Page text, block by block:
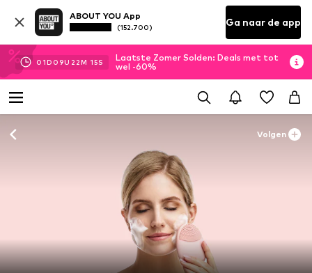
ABOUT YOU App
(152.700) Ga naar de app
01D 09U 22M 15S
Laatste Zomer Solden: Deals met tot
wel -60%
Volgen